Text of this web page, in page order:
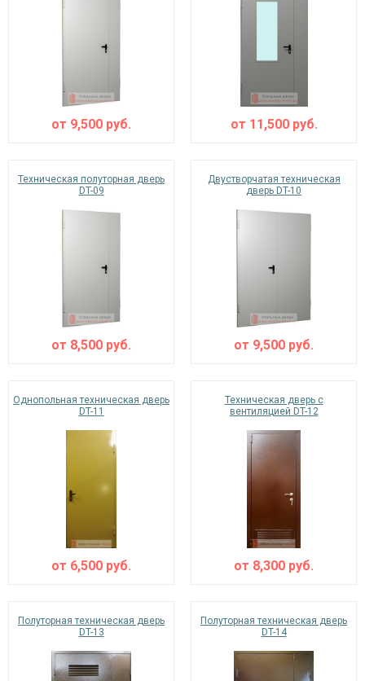
от 9,500 руб. от 11,500руб.
Техническая полуторная дверь
DT-09
от 8,500 руб.
Двустворчатая техническая
дверь DT-10
от 9,500 руб.
Однопольная техническая дверь
DT-11
от 6,500 руб.
Техническая дверь с
вентиляцией DT-12
от 8,300 руб.
Полуторная техническая дверь
DT-13
Полуторная техническая дверь
DT-14